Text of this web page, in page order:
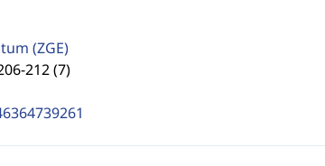
(ZGE)
212 (7)